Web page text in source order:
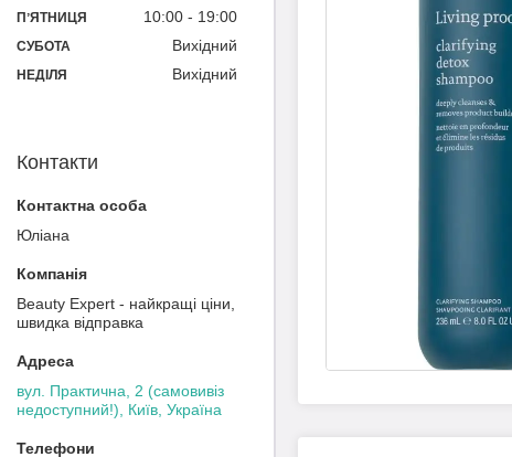
ПʼЯТНИЦЯ 10:00 19:00
СУБОТА Вихідний
НЕДІЛЯ Вихідний
Контакти
Юліана
Beauty Expert - найкращі ціни,
швидка відправка
вул. Практична, 2 (самовивіз
недоступний!), Київ, Україна